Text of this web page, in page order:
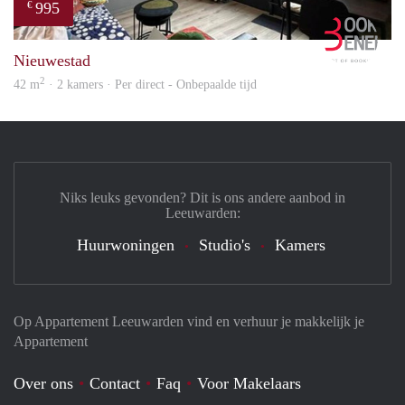
€ 995
Nieuwestad
42 m2 · 2 kamers · Per direct - Onbepaalde tijd
Op Appartement Leeuwarden vind en verhuur je makkelijk je
Appartement
Over ons Contact Faq Voor Makelaars
Niks leuks gevonden? Dit is ons andere aanbod in
Leeuwarden:
Huurwoningen Studio's Kamers